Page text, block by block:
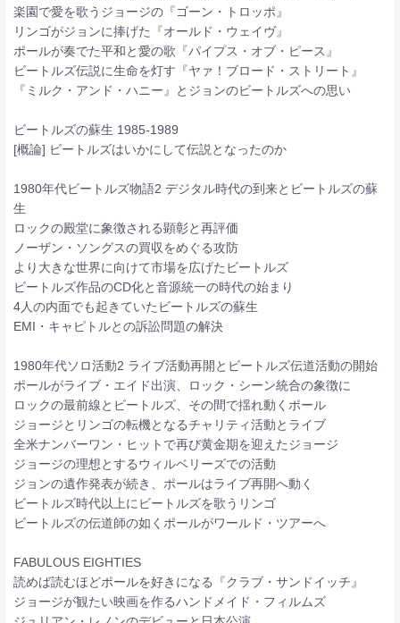
楽園で愛を歌うジョージの『ゴーン・トロッポ』
リンゴがジョンに捧げた『オールド・ウェイヴ』
ポールが奏でた平和と愛の歌『パイプス・オブ・ピース』
ビートルズ伝説に生命を灯す『ヤァ！ブロード・ストリート』
『ミルク・アンド・ハニー』とジョンのビートルズへの思い
ビートルズの蘇生 1985-1989
[概論] ビートルズはいかにして伝説となったのか
1980年代ビートルズ物語2 デジタル時代の到来とビートルズの蘇
生
ロックの殿堂に象徴される顕彰と再評価
ノーザン・ソングスの買収をめぐる攻防
より大きな世界に向けて市場を広げたビートルズ
ビートルズ作品のCD化と音源統一の時代の始まり
4人の内面でも起きていたビートルズの蘇生
EMI・キャピトルとの訴訟問題の解決
1980年代ソロ活動2 ライブ活動再開とビートルズ伝道活動の開始
ポールがライブ・エイド出演、ロック・シーン統合の象徴に
ロックの最前線とビートルズ、その間で揺れ動くポール
ジョージとリンゴの転機となるチャリティ活動とライブ
全米ナンバーワン・ヒットで再び黄金期を迎えたジョージ
ジョージの理想とするウィルベリーズでの活動
ジョンの遺作発表が続き、ポールはライブ再開へ動く
ビートルズ時代以上にビートルズを歌うリンゴ
ビートルズの伝道師の如くポールがワールド・ツアーへ
FABULOUS EIGHTIES
読めば読むほどポールを好きになる『クラブ・サンドイッチ』
ジョージが観たい映画を作るハンドメイド・フィルムズ